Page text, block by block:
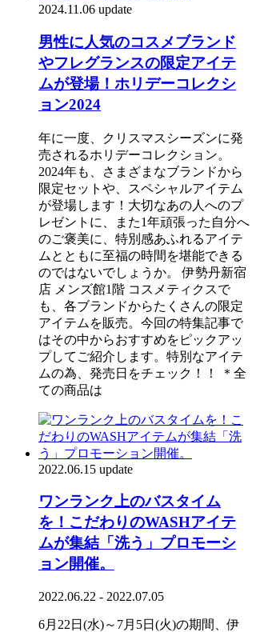
2024.11.06 update
男性に人気のコスメブランド
やフレグランスの限定アイテ
ムが登場！ホリデーコレクシ
ョン2024
年に一度、クリスマスシーズンに発
売されるホリデーコレクション。
2024年も、さまざまなブランドから
限定セットや、スペシャルアイテム
が登場します！大切なあの人へのプ
レゼントに、また1年頑張った自分へ
のご褒美に、特別感あふれるアイテ
ムとともに至福の時間を堪能できる
のではないでしょうか。 伊勢丹新宿
店 メンズ館1階 コスメティクスで
も、各ブランドからたくさんの限定
アイテムを販売。今回の特集記事で
はその中からおすすめをピックアッ
プしてご紹介します。特別なアイテ
ムの為、発売日をチェック！！ ＊全
ての商品は
2022.06.15 update
ワンランク上のバスタイム
を！こだわりのWASHアイテ
ムが集結「洗う」プロモーシ
ョン開催。
2022.06.22 - 2022.07.05
6月22日(水)～7月5日(火)の期間、伊